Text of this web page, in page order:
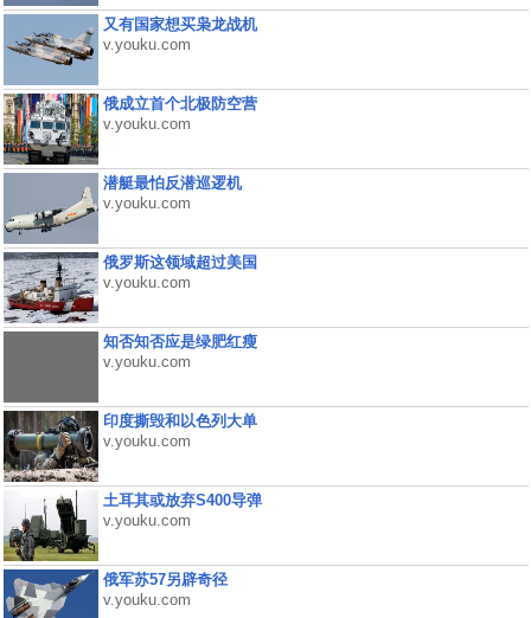
又有国家想买枭龙战机
v.youku.com
俄成立首个北极防空营
v.youku.com
潜艇最怕反潜巡逻机
v.youku.com
俄罗斯这领域超过美国
v.youku.com
知否知否应是绿肥红瘦
v.youku.com
印度撕毁和以色列大单
v.youku.com
土耳其或放弃S400导弹
v.youku.com
俄军苏57另辟奇径
v.youku.com